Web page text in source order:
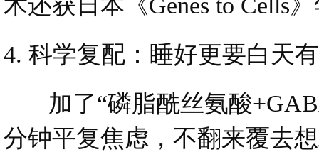
术还获日本《Genes to Cells
4. 科学复配：睡好更要白天
加了“磷脂酰丝氨酸
分钟平复焦虑，不翻来覆去